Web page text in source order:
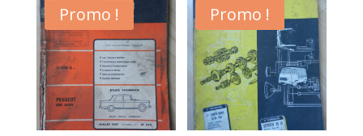
était :
15,00 €.
est :
10,00 €.
Promo ! Promo !